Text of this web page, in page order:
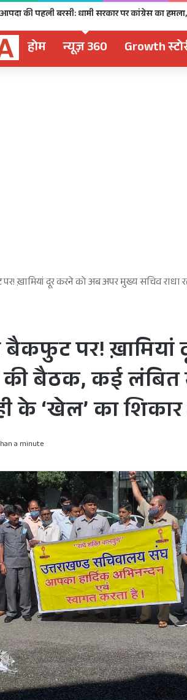
होम न्यूज़ 360 Growth
पर! ख़ामियां दूर करने को अब अपर मुख्य सचिव
बैकफुट पर!
बैठक, कई लंबित
के ‘खेल’ का शिकार
a minute